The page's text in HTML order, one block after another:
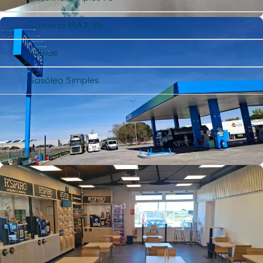
Gasolina MAX 95
AdBlue
Gasóleo Simples
Serviços
Encontre tudo o que precisa para si e
para o seu veículo.
Painéis solares
Telefone público
Serviços para freelancers e frotas